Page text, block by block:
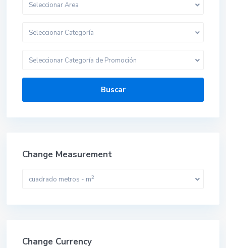
Seleccionar Area
Seleccionar Categoría
Seleccionar Categoría de Promoción
Buscar
Change Measurement
cuadrado metros - m2
Change Currency